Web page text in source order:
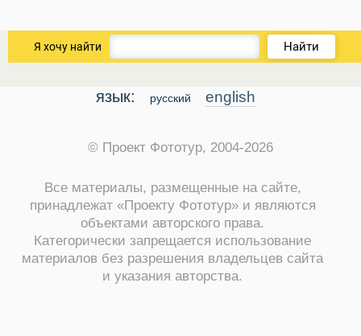
Я хочу найти Найти
язык: русский english
© Проект Фототур, 2004-2026
Все материалы, размещенные на сайте,
принадлежат «Проекту Фототур» и являются
объектами авторского права.
Категорически запрещается использование
материалов без разрешения владельцев сайта
и указания авторства.